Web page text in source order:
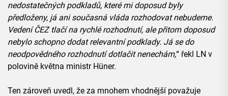
nedostatečných podkladů, které mi doposud byly
předloženy, já ani současná vláda rozhodovat nebudeme.
Vedení ČEZ tlačí na rychlé rozhodnutí, ale přitom doposud
nebylo schopno dodat relevantní podklady. Já se do
neodpovědného rozhodnutí dotlačit nenechám,“ řekl LN v
polovině května ministr Hüner.
Ten zároveň uvedl, že za mnohem vhodnější považuje